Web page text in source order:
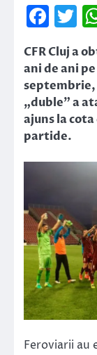
CFR Cluj a
ani de ani
septembrie,
„duble” a
ajuns la
partide.
Feroviarii au